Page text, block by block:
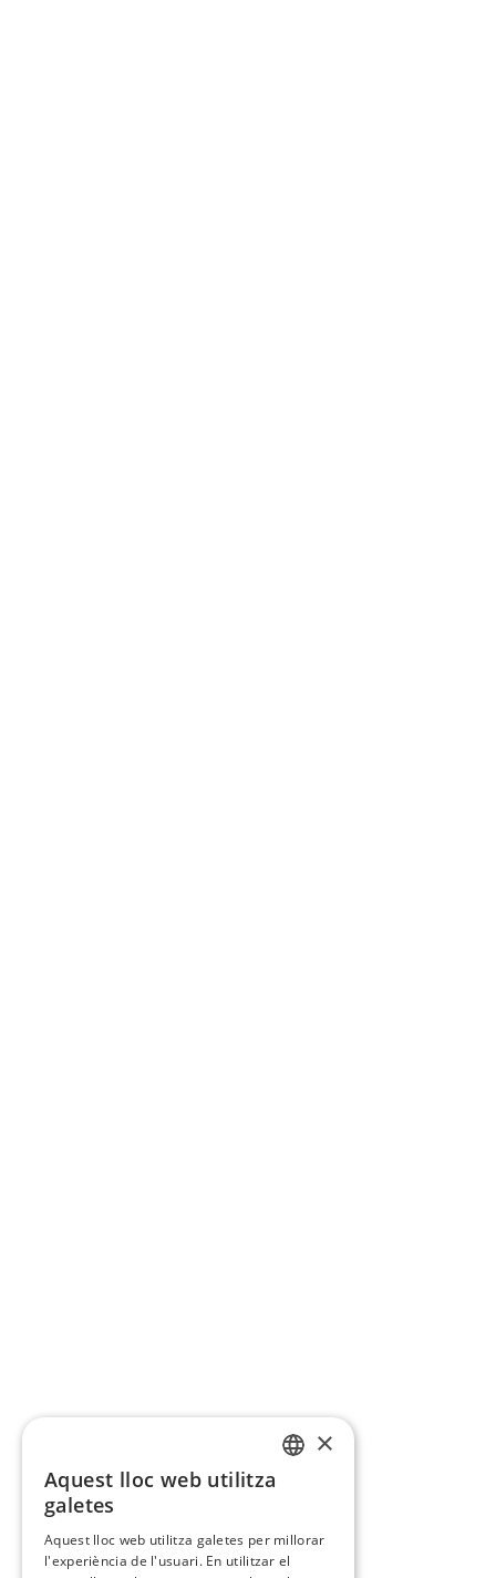
×
Aquest lloc web utilitza
galetes
Aquest lloc web utilitza galetes per millorar
l'experiència de l'usuari. En utilitzar el